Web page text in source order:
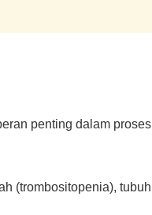
penting dalam proses
(trombositopenia), tubuh